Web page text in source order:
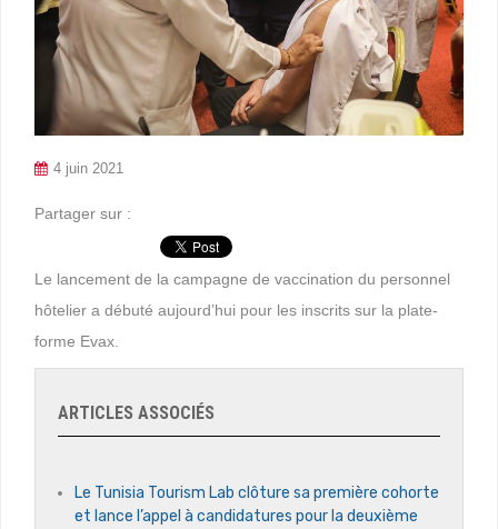
4 juin 2021
Partager sur :
Le lancement de la campagne de vaccination du personnel
hôtelier a débuté aujourd’hui pour les inscrits sur la plate-
forme Evax.
ARTICLES ASSOCIÉS
Le Tunisia Tourism Lab clôture sa première cohorte
et lance l’appel à candidatures pour la deuxième